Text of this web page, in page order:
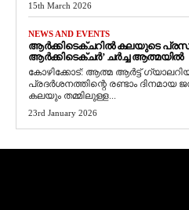
15th March 2026
NEWS AND EVENTS
ആർക്കിടെക്ചറിൽ കലയുടെ
ആർക്കിടെക്ചർ’ ചർച്ച ആത്മയിൽ
​കോഴിക്കോട്: ആത്മ ആർട്ട്
പ്രദർശനത്തിന്റെ രണ്ടാം ദിനമായ
കലയും തമ്മിലുള്ള...
23rd January 2026